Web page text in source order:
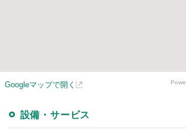
Googleマップで開く
設備・サービス